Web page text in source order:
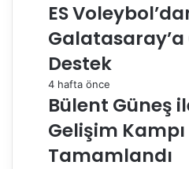
ES
Galatasaray’a
Destek
4 hafta önce
Bülent Güneş
Gelişim Kampı
Tamamlandı